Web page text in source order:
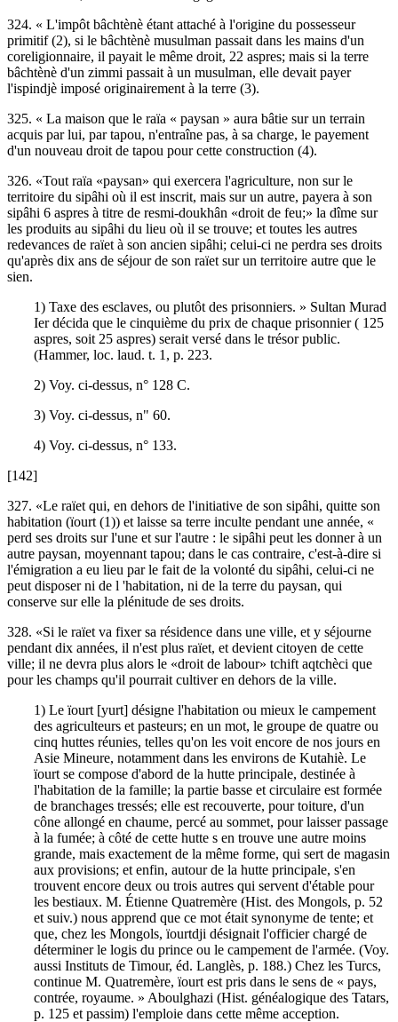
324. « L'impôt bâchtènè étant attaché à l'origine du possesseur
primitif (2), si le bâchtènè musulman passait dans les mains d'un
coreligionnaire, il payait le même droit, 22 aspres; mais si la terre
bâchtènè d'un zimmi passait à un musulman, elle devait payer
l'ispindjè imposé originairement à la terre (3).
325. « La maison que le raïa « paysan » aura bâtie sur un terrain
acquis par lui, par tapou, n'entraîne pas, à sa charge, le payement
d'un nouveau droit de tapou pour cette construction (4).
326. «Tout raïa «paysan» qui exercera l'agriculture, non sur le
territoire du sipâhi où il est inscrit, mais sur un autre, payera à son
sipâhi 6 aspres à titre de resmi-doukhân «droit de feu;» la dîme sur
les produits au sipâhi du lieu où il se trouve; et toutes les autres
redevances de raïet à son ancien sipâhi; celui-ci ne perdra ses droits
qu'après dix ans de séjour de son raïet sur un territoire autre que le
sien.
1) Taxe des esclaves, ou plutôt des prisonniers. » Sultan Murad
Ier décida que le cinquième du prix de chaque prisonnier ( 125
aspres, soit 25 aspres) serait versé dans le trésor public.
(Hammer, loc. laud. t. 1, p. 223.
2) Voy. ci-dessus, n° 128 C.
3) Voy. ci-dessus, n" 60.
4) Voy. ci-dessus, n° 133.
[142]
327. «Le raïet qui, en dehors de l'initiative de son sipâhi, quitte son
habitation (ïourt (1)) et laisse sa terre inculte pendant une année, «
perd ses droits sur l'une et sur l'autre : le sipâhi peut les donner à un
autre paysan, moyennant tapou; dans le cas contraire, c'est-à-dire si
l'émigration a eu lieu par le fait de la volonté du sipâhi, celui-ci ne
peut disposer ni de l 'habitation, ni de la terre du paysan, qui
conserve sur elle la plénitude de ses droits.
328. «Si le raïet va fixer sa résidence dans une ville, et y séjourne
pendant dix années, il n'est plus raïet, et devient citoyen de cette
ville; il ne devra plus alors le «droit de labour» tchift aqtchèci que
pour les champs qu'il pourrait cultiver en dehors de la ville.
1) Le ïourt [yurt] désigne l'habitation ou mieux le campement
des agriculteurs et pasteurs; en un mot, le groupe de quatre ou
cinq huttes réunies, telles qu'on les voit encore de nos jours en
Asie Mineure, notamment dans les environs de Kutahiè. Le
ïourt se compose d'abord de la hutte principale, destinée à
l'habitation de la famille; la partie basse et circulaire est formée
de branchages tressés; elle est recouverte, pour toiture, d'un
cône allongé en chaume, percé au sommet, pour laisser passage
à la fumée; à côté de cette hutte s en trouve une autre moins
grande, mais exactement de la même forme, qui sert de magasin
aux provisions; et enfin, autour de la hutte principale, s'en
trouvent encore deux ou trois autres qui servent d'étable pour
les bestiaux. M. Étienne Quatremère (Hist. des Mongols, p. 52
et suiv.) nous apprend que ce mot était synonyme de tente; et
que, chez les Mongols, ïourtdji désignait l'officier chargé de
déterminer le logis du prince ou le campement de l'armée. (Voy.
aussi Instituts de Timour, éd. Langlès, p. 188.) Chez les Turcs,
continue M. Quatremère, ïourt est pris dans le sens de « pays,
contrée, royaume. » Aboulghazi (Hist. généalogique des Tatars,
p. 125 et passim) l'emploie dans cette même acception.